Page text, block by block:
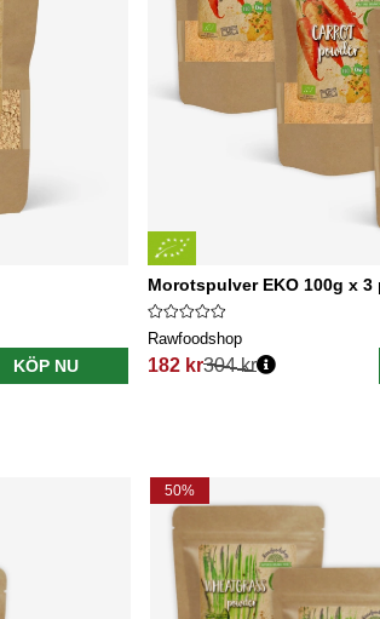
KÖP NU
Morotspulver EKO 100g x 3
Rawfoodshop
182 kr
Ordinarie pris:
304 kr
50%